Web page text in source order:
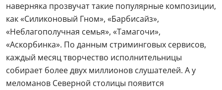
наверняка прозвучат такие популярные композиции,
как «Силиконовый Гном», «Барбисайз»,
«Неблагополучная семья», «Тамагочи»,
«Аскорбинка». По данным стриминговых сервисов,
каждый месяц творчество исполнительницы
собирает более двух миллионов слушателей. А у
меломанов Северной столицы появится